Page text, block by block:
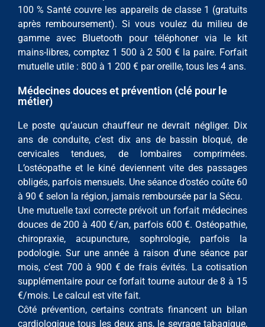
100 % Santé couvre les appareils de classe 1 (gratuits
après remboursement). Si vous voulez du milieu de
gamme avec Bluetooth pour téléphoner via le kit
mains-libres, comptez 1 500 à 2 500 € la paire. Forfait
mutuelle utile : 800 à 1 200 € par oreille, tous les 4 ans.
Médecines douces et prévention (clé pour le
métier)
Le poste qu’aucun chauffeur ne devrait négliger. Dix
ans de conduite, c’est dix ans de bassin bloqué, de
cervicales tendues, de lombaires comprimées.
L’ostéopathe et le kiné deviennent vite des passages
obligés, parfois mensuels. Une séance d’ostéo coûte 60
à 90 € selon la région, jamais remboursée par la Sécu.
Une mutuelle taxi correcte prévoit un forfait médecines
douces de 200 à 400 €/an, parfois 600 €. Ostéopathie,
chiropraxie, acupuncture, sophrologie, parfois la
podologie. Sur une année à raison d’une séance par
mois, c’est 700 à 900 € de frais évités. La cotisation
supplémentaire pour ce forfait tourne autour de 8 à 15
€/mois. Le calcul est vite fait.
Côté prévention, certains contrats financent un bilan
cardiologique tous les deux ans, le sevrage tabagique,